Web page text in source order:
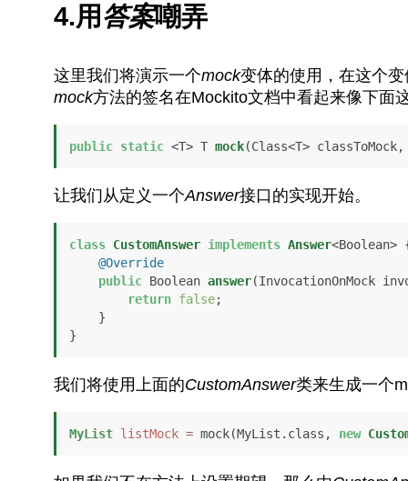
4.用 答案嘲弄
这里我们将演示一个mock变体的使用，在这个
mock方法的签名在Mockito文档中看起来像下面
public static <T> T mock(Class<T>
让我们从定义一个Answer接口的实现开始。
class CustomAnswer implements Answer<Boolean>
@Override
public Boolean answer(InvocationOnMock
return false;
}
我们将使用上面的CustomAnswer类来生成一个
MyList listMock = mock(MyList.class, new